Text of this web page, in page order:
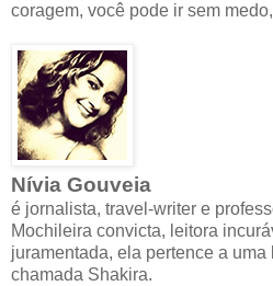
coragem, você pode ir sem
Nívia Gouveia
é jornalista, travel-writer e
Mochileira convicta, leitora
juramentada, ela pertence a
chamada Shakira.